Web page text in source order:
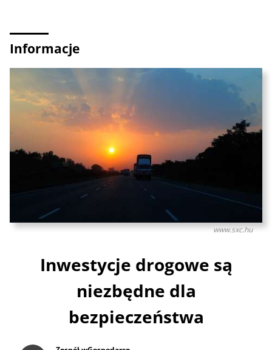
Informacje
www.sxc.hu
Inwestycje drogowe są
niezbędne dla
bezpieczeństwa